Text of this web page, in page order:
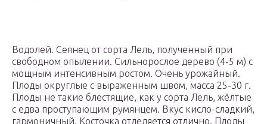
Водолей. Сеянец от сорта Лель, полученный при
свободном опылении. Сильнорослое дерево (4-5 м) с
мощным интенсивным ростом. Очень урожайный.
Плоды округлые с выраженным швом, масса 25-30 г.
Плоды не такие блестящие, как у сорта Лель, жёлтые
с едва проступающим румянцем. Вкус кисло-сладкий,
гармоничный. Косточка отделяется отлично. Плоды